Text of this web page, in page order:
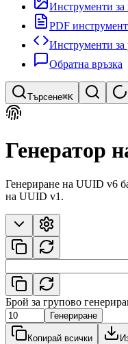
Инструменти за
PDF
Инструменти за
Обратна връзка
Търсене⌘K
Търсене на
Бързо търсене на
Генератор
Генериране на UUID v6
на UUID v1.
Брой за групово
Генериране
Копирай всички